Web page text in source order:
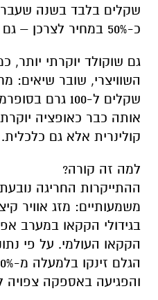
שקלים בלבד בשנה
כ-50% במחיר לצרכן – גם בתנאי מבצע.
גם שוקולד יוקרתי יותר,
שקלים ל-100
אותה כבר כאופציה
קולינרית אלא גם כלכלית.
למה זה קורה?
ההתייקרות החריגה
משמעותיים: מזג אוויר
בגידולי הקקאו במערב
הקקאו העולמי. על פי
והפגיעה באספקה צפויה